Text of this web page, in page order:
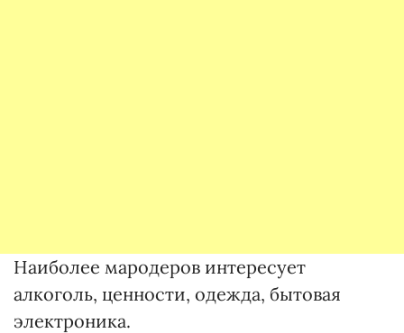
Наиболее мародеров интересует
алкоголь, ценности, одежда, бытовая
электроника.